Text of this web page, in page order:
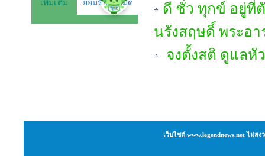
ดี ชั่ว ทุกข์ อยู่ที่
นรังสฤษดิ์ พระอา
จงตั้งสติ ดูแลหั
เว็บไซต์ www.legendnews.net ไม่